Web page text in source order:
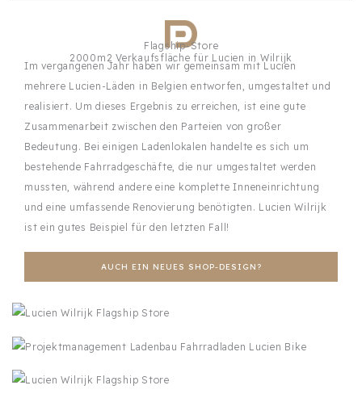
2000m2 Verkaufsfläche für Lucien in Wilrijk
Flagship-Store
Im vergangenen Jahr haben wir gemeinsam mit Lucien
mehrere Lucien-Läden in Belgien entworfen, umgestaltet und
realisiert. Um dieses Ergebnis zu erreichen, ist eine gute
Zusammenarbeit zwischen den Parteien von großer
Bedeutung. Bei einigen Ladenlokalen handelte es sich um
bestehende Fahrradgeschäfte, die nur umgestaltet werden
mussten, während andere eine komplette Inneneinrichtung
und eine umfassende Renovierung benötigten. Lucien Wilrijk
ist ein gutes Beispiel für den letzten Fall!
AUCH EIN NEUES SHOP-DESIGN?